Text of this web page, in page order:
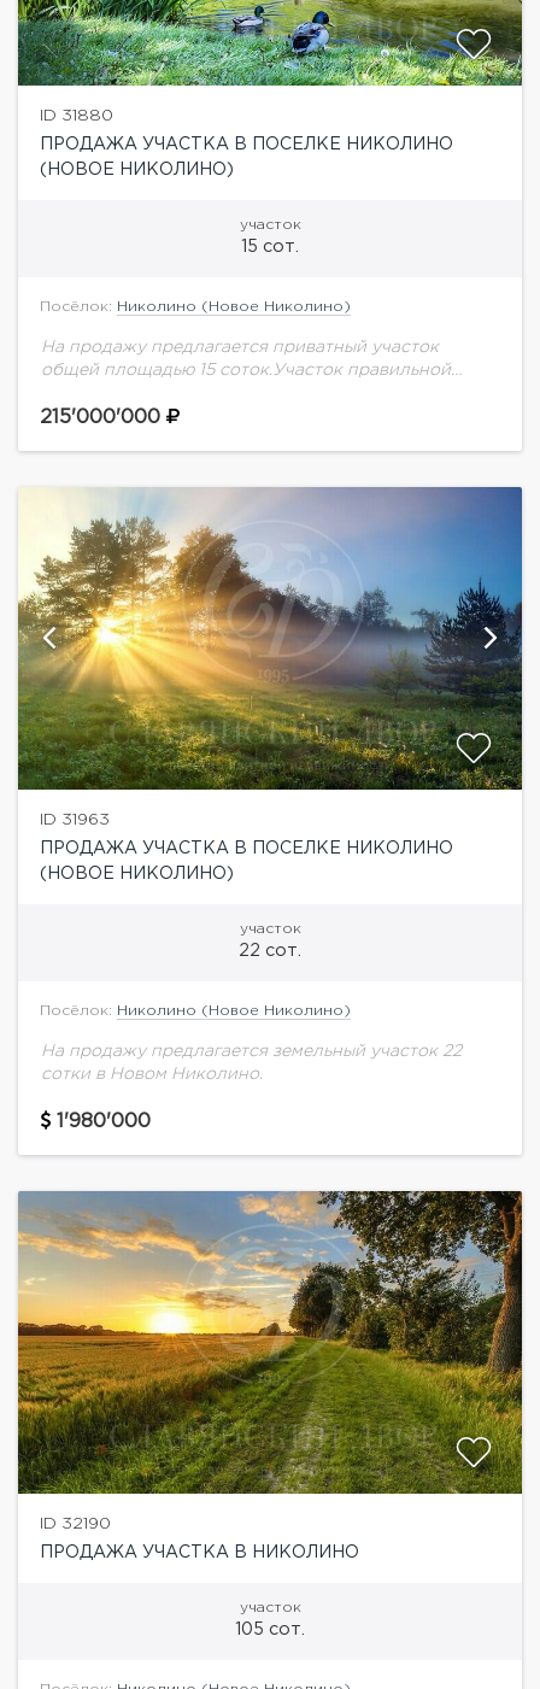
ID 31880
ПРОДАЖА УЧАСТКА В ПОСЕЛКЕ НИКОЛИНО
(НОВОЕ НИКОЛИНО)
участок
15 сот.
Посёлок: Николино (Новое Николино)
На продажу предлагается приватный участок
общей площадью 15 соток.Участок правильной
взрослыми высокими туями. Расположен в хорошей
215'000'000
ID 31963
ПРОДАЖА УЧАСТКА В ПОСЕЛКЕ НИКОЛИНО
(НОВОЕ НИКОЛИНО)
участок
22 сот.
Посёлок: Николино (Новое Николино)
На продажу предлагается земельный участок 22
сотки в Новом Николино.
1'980'000
ID 32190
ПРОДАЖА УЧАСТКА В НИКОЛИНО
участок
105 сот.